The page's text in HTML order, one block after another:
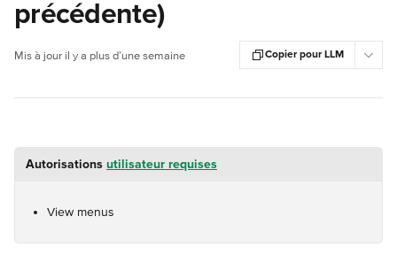
précédente)
Mis à jour il y a plus d’une semaine Copier pour LLM
Autorisations utilisateur requises
View menus